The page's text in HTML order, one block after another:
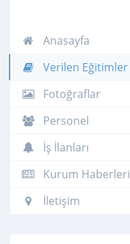
Anasayfa
Verilen Eğitimler
Fotoğraflar
Personel
İş İlanları
Kurum Haberleri
İletişim